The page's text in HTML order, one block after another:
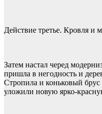
Действие третье. Кровля и
Затем настал черед
пришла в негодность и
Стропила и коньковый брус
уложили новую ярко-